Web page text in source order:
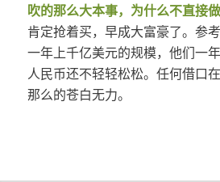
吹的那么大本事，为什么不直接
肯定抢着买，早成大富豪了。参
一年上千亿美元的规模，他们一
人民币还不轻轻松松。任何借口
那么的苍白无力。